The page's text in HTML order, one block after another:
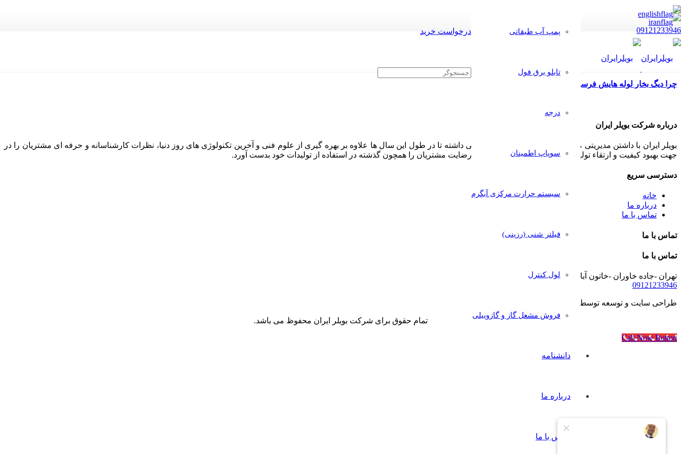
09121233946 پمپ آب طبقاتی
تابلو برق فول
درجه
سوپاپ اطمینان
سیستم حرارت مرکزی آبگرم
فیلتر شنی (رزینی)
لول کنترل
فروش مشعل گاز و گازوییلی
دانشنامه
درباره ما
تماس با ما
درخواست خرید
چرا دیگ بخار لوله هایش فرسوده می شود
درباره شرکت بویلر ایران
بویلر ایران با داشتن مدیریتی مجرب و مشتری مدار همواره سعی داشته تا در طول این سال ها علاوه بر بهره گیری از علوم فنی و آخرین تکنولوژی های روز دنیا، نظرات کارشناسانه و حرفه ای مشتریان را در
جهت بهبود کیفیت و ارتقاء تولیدات خود پذیرا بوده و بکار گیرد تا رضایت مشتریان را همچون گذشته در استفاده از تولیدات خود بدست آورد.
دسترسی سریع
خانه
درباره ما
تماس با ما
تماس با ما
تماس با ما
تهران -جاده خاوران -خاتون آباد- خیابان رجایی- پلاک۴۰
09121233946
طراحی سایت و توسعه توسط
تمام حقوق برای شرکت بویلر ایران محفوظ می باشد.
Call Now Button